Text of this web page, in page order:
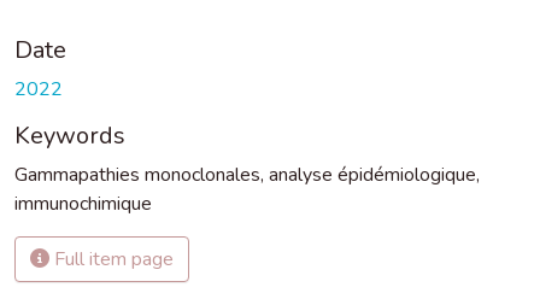
Date
2022
Keywords
Gammapathies monoclonales, analyse épidémiologique,
immunochimique
Full item page